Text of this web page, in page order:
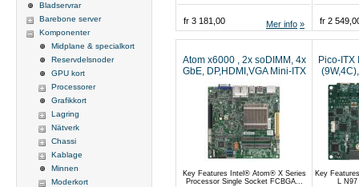
fr 3 181,00 Mer info fr 2
Atom x6000 , 2x soDIMM, 4x
GbE, DP,HDMI,VGA Mini-ITX
Key Features Intel® Atom® X Series
Processor Single Socket FCBGA...
Pico-ITX
Key
L
Bladservrar
Barebone server
Komponenter
Midplane & specialkort
Reservdelsnoder
GPU kort
Processorer
Grafikkort
Lagring
Nätverk
Chassi
Kablage
Minnen
Moderkort